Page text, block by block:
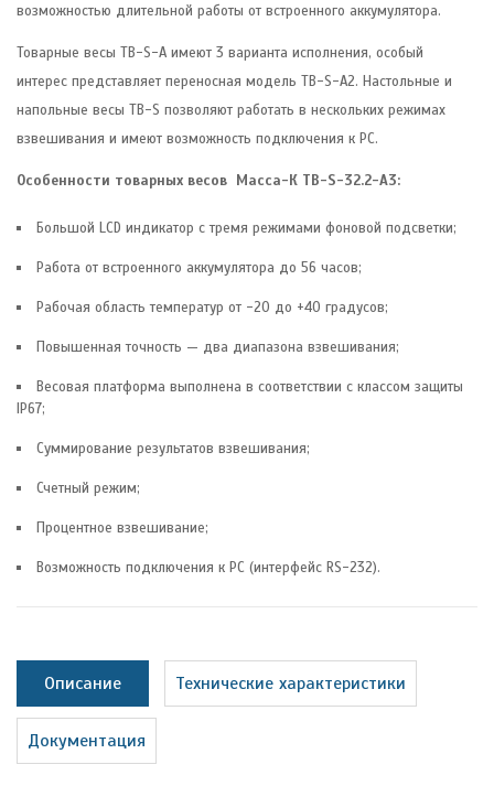
возможностью длительной работы от встроенного аккумулятора.
Товарные весы TB-S-А имеют 3 варианта исполнения, особый
интерес представляет переносная модель TB-S-А2. Настольные и
напольные весы TB-S позволяют работать в нескольких режимах
взвешивания и имеют возможность подключения к РС.
Особенности товарных весов Масса-К TB-S-32.2-А3:
Большой LCD индикатор с тремя режимами фоновой подсветки;
Работа от встроенного аккумулятора до 56 часов;
Рабочая область температур от -20 до +40 градусов;
Повышенная точность — два диапазона взвешивания;
Весовая платформа выполнена в соответствии с классом защиты
IP67;
Суммирование результатов взвешивания;
Счетный режим;
Процентное взвешивание;
Возможность подключения к PC (интерфейс RS-232).
Описание Технические характеристики
Документация